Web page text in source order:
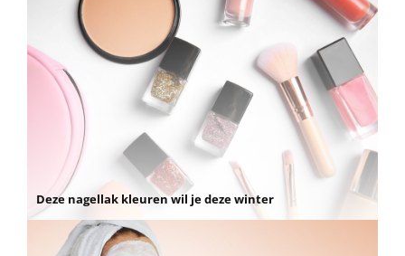
Deze nagellak kleuren wil je deze winter